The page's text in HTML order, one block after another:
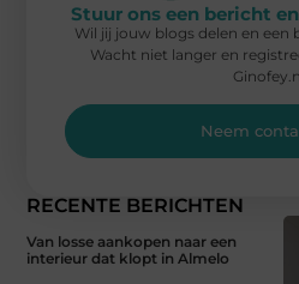
RECENTE BERICHTEN
Van losse aankopen naar een
interieur dat klopt in Almelo
Stuur ons een bericht
Wil jij jouw blogs delen en een
Wacht niet langer en
Neem